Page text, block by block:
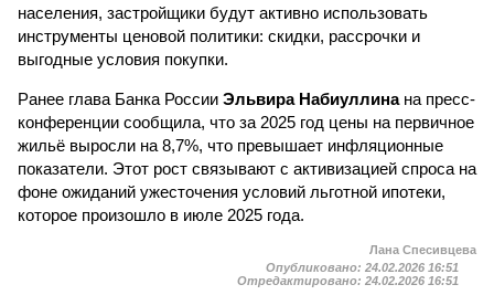
населения, застройщики будут активно использовать
инструменты ценовой политики: скидки, рассрочки и
выгодные условия покупки.
Ранее глава Банка России Эльвира Набиуллинана пресс-
конференции сообщила, что за 2025 год цены на первичное
жильё выросли на 8,7%, что превышает инфляционные
показатели. Этот рост связывают с активизацией спроса на
фоне ожиданий ужесточения условий льготной ипотеки,
которое произошло в июле 2025 года.
Лана Спесивцева
Опубликовано: 24.02.2026 16:51
Отредактировано: 24.02.2026 16:51